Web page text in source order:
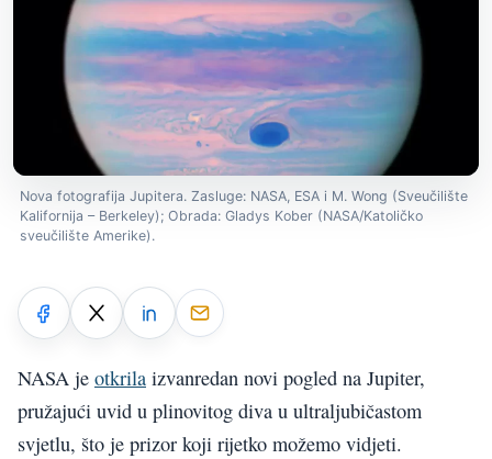
Nova fotografija Jupitera. Zasluge: NASA, ESA i M. Wong (Sveučilište
Kalifornija – Berkeley); Obrada: Gladys Kober (NASA/Katoličko
sveučilište Amerike).
NASA je otkrila izvanredan novi pogled na Jupiter,
pružajući uvid u plinovitog diva u ultraljubičastom
svjetlu, što je prizor koji rijetko možemo vidjeti.